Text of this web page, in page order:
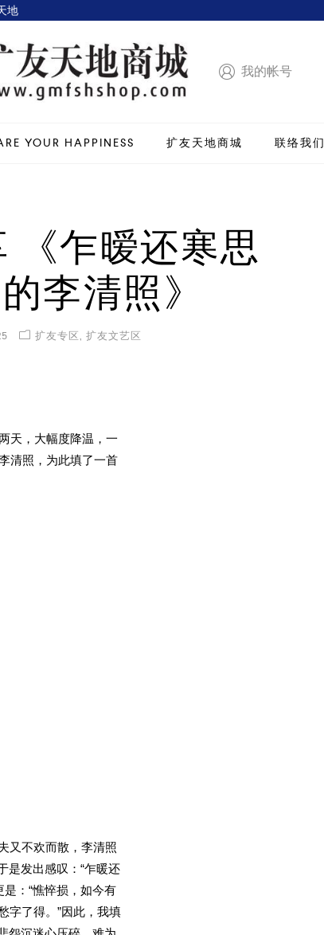
地
我的帐号
YOUR HAPPINESS 扩友天地商城 联络我们
《乍暧还寒思
李清照》
扩友专区, 扩友文艺区
天，大幅度降温，一
清照，为此填了一首
又不欢而散，李清照
是发出感叹：“乍暖还
：“憔悴损，如今有
了得。”因此，我填